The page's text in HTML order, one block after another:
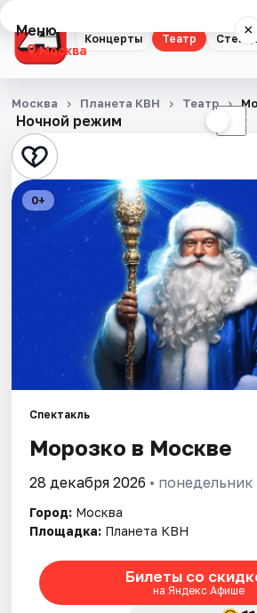
Концерты Театр
Меню ×
Москва
Концерты
Театр
Стендап
Выставки
Квесты
Экскурсии
Спорт
Города
Площадки
Артисты
Рейтинги
Ночной режим ☾
Москва Планета КВН Театр
0+
Спектакль
Морозко в Москве
28 декабря 2026 • понедельник
Город: Москва
Площадка: Планета КВН
Билеты со
на Яндекс Афише